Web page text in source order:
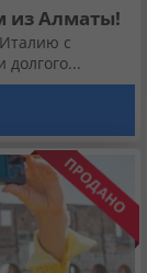
из Алматы!
с